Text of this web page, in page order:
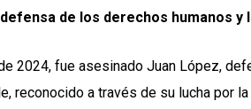
de los derechos humanos y
2024, fue asesinado Juan López,
reconocido a través de su lucha por